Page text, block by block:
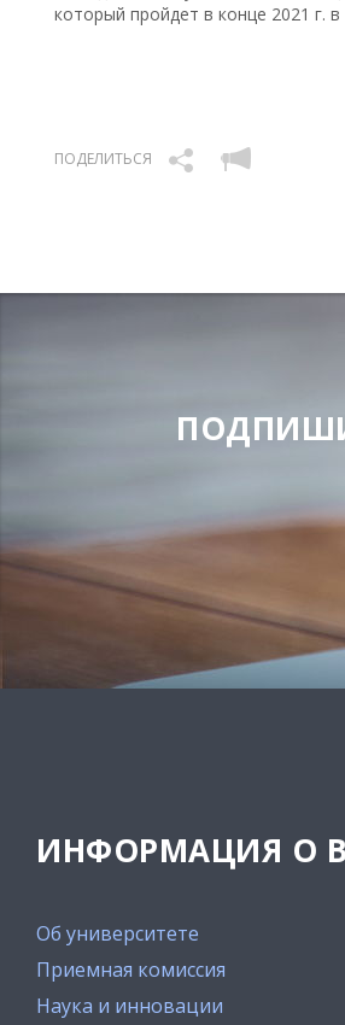
который пройдет в конце 2021 г.
ПОДЕЛИТЬСЯ
ИНФОРМАЦИЯ О
Об университете
Приемная комиссия
Наука и инновации